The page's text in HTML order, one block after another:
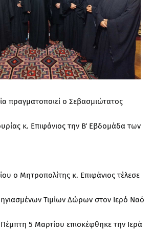
πραγματοποιεί ο Σεβασμιώτατος
κ. Επιφάνιος την Β΄ Εβδομάδα των
ο Μητροπολίτης κ. Επιφάνιος τέλεσε
Τιμίων Δώρων στον Ιερό Ναό
5 Μαρτίου επισκέφθηκε την Ιερά